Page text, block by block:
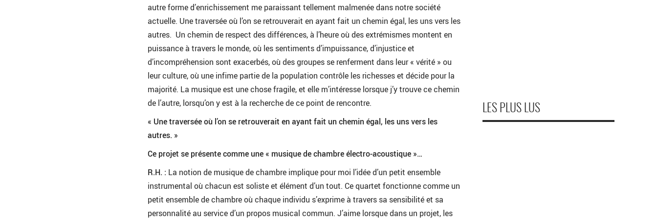
autre forme d’enrichissement me paraissant tellement malmenée dans notre société
actuelle. Une traversée où l’on se retrouverait en ayant fait un chemin égal, les uns vers les
autres. Un chemin de respect des différences, à l’heure où des extrémismes montent en
puissance à travers le monde, où les sentiments d’impuissance, d’injustice et
d’incompréhension sont exacerbés, où des groupes se renferment dans leur « vérité » ou
leur culture, où une infime partie de la population contrôle les richesses et décide pour la
majorité. La musique est une chose fragile, et elle m’intéresse lorsque j’y trouve ce chemin
de l’autre, lorsqu’on y est à la recherche de ce point de rencontre.
« Une traversée où l’on se retrouverait en ayant fait un chemin égal, les uns vers les
autres. »
Ce projet se présente comme une « musique de chambre électro-acoustique »…
R.H. : La notion de musique de chambre implique pour moi l’idée d’un petit ensemble
instrumental où chacun est soliste et élément d’un tout. Ce quartet fonctionne comme un
petit ensemble de chambre où chaque individu s’exprime à travers sa sensibilité et sa
personnalité au service d’un propos musical commun. J’aime lorsque dans un projet, les
LES PLUS LUS